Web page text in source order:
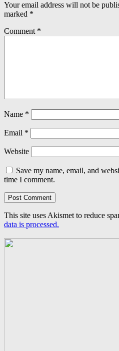
Your email address will not be
marked *
Comment *
Name *
Email *
Website
Save my name, email, and
time I comment.
This site uses Akismet to reduce
data is processed.